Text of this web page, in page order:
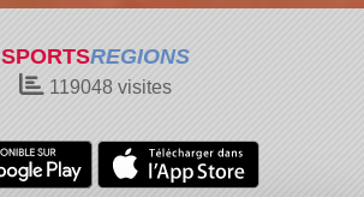
SPORTSREGIONS
119048 visites